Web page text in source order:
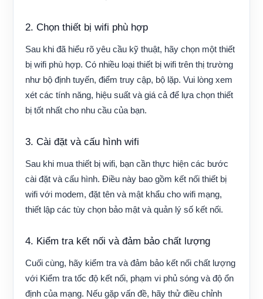
2. Chọn thiết bị wifi phù hợp
Sau khi đã hiểu rõ yêu cầu kỹ thuật, hãy chọn một thiết
bị wifi phù hợp. Có nhiều loại thiết bị wifi trên thị trường
như bộ định tuyến, điểm truy cập, bộ lặp. Vui lòng xem
xét các tính năng, hiệu suất và giá cả để lựa chọn thiết
bị tốt nhất cho nhu cầu của bạn.
3. Cài đặt và cấu hình wifi
Sau khi mua thiết bị wifi, bạn cần thực hiện các bước
cài đặt và cấu hình. Điều này bao gồm kết nối thiết bị
wifi với modem, đặt tên và mật khẩu cho wifi mạng,
thiết lập các tùy chọn bảo mật và quản lý số kết nối.
4. Kiểm tra kết nối và đảm bảo chất lượng
Cuối cùng, hãy kiểm tra và đảm bảo kết nối chất lượng
với Kiểm tra tốc độ kết nối, phạm vi phủ sóng và độ ổn
định của mạng. Nếu gặp vấn đề, hãy thử điều chỉnh